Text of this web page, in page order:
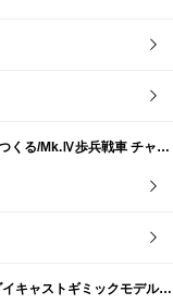
ガールズ&パンツァー Ⅳ号戦車H型(D型改)をつくる/Mk.Ⅳ歩兵戦車 チャーチルMk.Ⅶをつくる(191)
アルカディア号/クイーン・エメラルダス号 ダイキャストギミックモデルをつくる(159)